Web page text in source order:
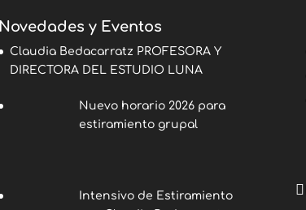
Novedades y Eventos
Claudia Bedacarratz PROFESORA Y
DIRECTORA DEL ESTUDIO LUNA
Nuevo horario 2026 para
estiramiento grupal
Intensivo de Estiramiento